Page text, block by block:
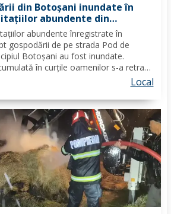
din Botoșani inundate în
abundente din
abundente înregistrate în
gospodării de pe strada Pod de
Botoșani au fost inundate.
în curțile oamenilor s-a retras
evacuarea apei, pompierii militari
Botoșani au...
Local